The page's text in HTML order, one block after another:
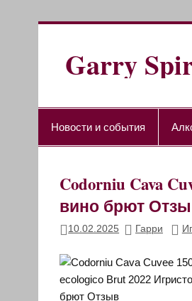
Перейти
Garry
Новости и события
Codorniu Cava
вино брют
10.02.2025 Гарри